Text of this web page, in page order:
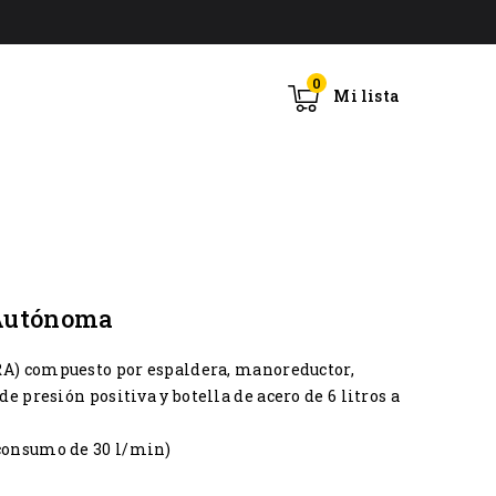
0
Mi lista
compuesto por espaldera, manoreductor,
presión positiva y botella de acero de 6 litros a
de 30 l/min)